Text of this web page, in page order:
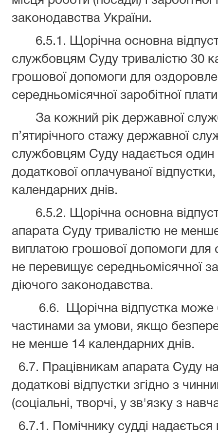
законодавства України.
6.5.1. Щорічна основна
службовцям Суду тривалістю 30
грошової допомоги для
середньомісячної заробітної
За кожний рік державної
п’ятирічного стажу державної
службовцям Суду надається один
додаткової оплачуваної
календарних днів.
6.5.2. Щорічна основна
апарата Суду тривалістю не
виплатою грошової допомоги для
не перевищує середньомісячної
діючого законодавства.
6.6. Щорічна відпустка може
частинами за умови, якщо
не менше 14 календарних днів.
6.7. Працівникам апарата Суду
додаткові відпустки згідно з
(соціальні, творчі, у зв'язку з
6.7.1. Помічнику судді